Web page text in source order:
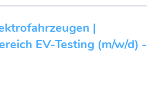
|
EV-Testing (m/w/d) -